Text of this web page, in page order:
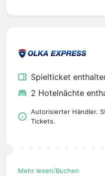
Spielticket
2 Hotelnächte
Autorisierter Händler.
Tickets.
Mehr lesen/Buchen